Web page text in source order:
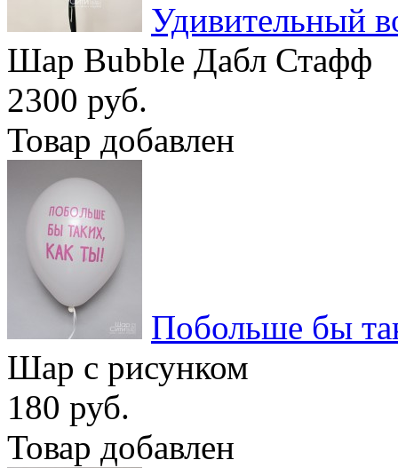
Удивительный
Шар Bubble Дабл Стафф
2300 руб.
Товар добавлен
Побольше бы
Шар с рисунком
180 руб.
Товар добавлен